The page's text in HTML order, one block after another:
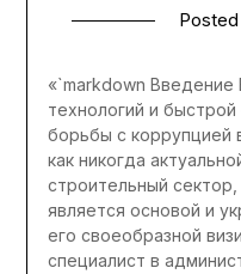
«`markdown
технологий и
борьбы с коррупцией
как никогда
строительный
является основой и
его своеобразной
специалист в